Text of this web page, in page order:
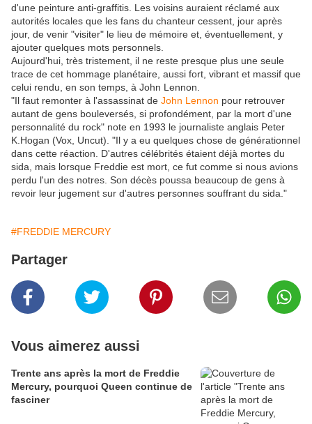
d'une peinture anti-graffitis. Les voisins auraient réclamé aux
autorités locales que les fans du chanteur cessent, jour après
jour, de venir "visiter" le lieu de mémoire et, éventuellement, y
ajouter quelques mots personnels.
Aujourd'hui, très tristement, il ne reste presque plus une seule
trace de cet hommage planétaire, aussi fort, vibrant et massif que
celui rendu, en son temps, à John Lennon.
"Il faut remonter à l'assassinat de John Lennon pour retrouver
autant de gens bouleversés, si profondément, par la mort d'une
personnalité du rock" note en 1993 le journaliste anglais Peter
K.Hogan (Vox, Uncut). "Il y a eu quelques chose de générationnel
dans cette réaction. D'autres célébrités étaient déjà mortes du
sida, mais lorsque Freddie est mort, ce fut comme si nous avions
perdu l'un des notres. Son décès poussa beaucoup de gens à
revoir leur jugement sur d'autres personnes souffrant du sida."
#FREDDIE MERCURY
Partager
Vous aimerez aussi
Trente ans après la mort de Freddie
Mercury, pourquoi Queen continue de
fasciner